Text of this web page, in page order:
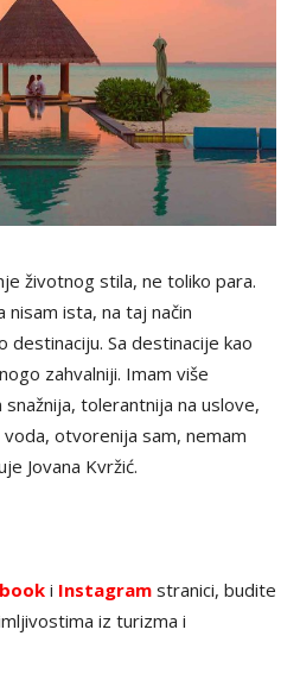
životnog stila, ne toliko para.
ista, na taj način
destinaciju. Sa destinacije kao
zahvalniji. Imam više
tolerantnija na uslove,
otvorenija sam, nemam
Jovana Kvržić.
i Instagram stranici, budite
iz turizma i